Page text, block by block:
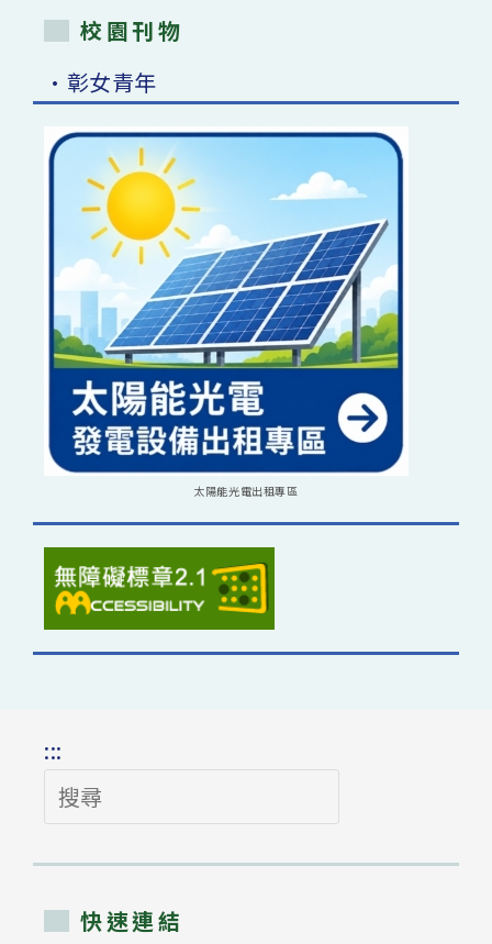
校園刊物
•彰女青年
太陽能光電出租專區
:::
搜
尋
快速連結